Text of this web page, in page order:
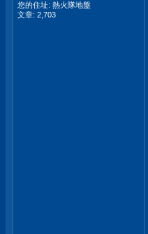
您的住址: 熱火隊地盤
文章: 2,703